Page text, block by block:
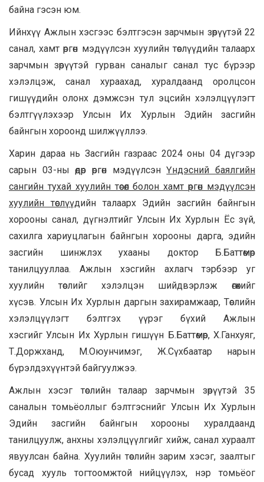
байна гэсэн юм.
Ийнхүү Ажлын хэсгээс бэлтгэсэн зарчмын зөрүүтэй 22
санал, хамт өргөн мэдүүлсэн хуулийн төслүүдийн талаарх
зарчмын зөрүүтэй гурван саналыг санал тус бүрээр
хэлэлцэж, санал хураахад, хуралдаанд оролцсон
гишүүдийн олонх дэмжсэн тул эцсийн хэлэлцүүлэгт
бэлтгүүлэхээр Улсын Их Хурлын Эдийн засгийн
байнгын хороонд шилжүүллээ.
Харин дараа нь Засгийн газраас 2024 оны 04 дүгээр
сарын 03-ны өдөр өргөн мэдүүлсэнҮндэсний баялгийн
сангийн тухай хуулийн төсөл болон хамт өргөн мэдүүлсэн
хуулийн төслүүдийн талаарх Эдийн засгийн байнгын
хорооны санал, дүгнэлтийг Улсын Их Хурлын Ёс зүй,
сахилга хариуцлагын байнгын хорооны дарга, эдийн
засгийн шинжлэх ухааны доктор Б.Баттөмөр
танилцууллаа. Ажлын хэсгийн ахлагч тэрбээр уг
хуулийн төслийг хэлэлцэн шийдвэрлэж өгөхийг
хүсэв. Улсын Их Хурлын даргын захирамжаар, Төслийн
хэлэлцүүлэгт бэлтгэх үүрэг бүхий Ажлын
хэсгийг Улсын Их Хурлын гишүүн Б.Баттөмөр, Х.Ганхуяг,
Т.Доржханд, М.Оюунчимэг, Ж.Сүхбаатар нарын
бүрэлдэхүүнтэй байгуулжээ.
Ажлын хэсэг төслийн талаар зарчмын зөрүүтэй 35
саналын томьёоллыг бэлтгэснийг Улсын Их Хурлын
Эдийн засгийн байнгын хорооны хуралдаанд
танилцуулж, анхны хэлэлцүүлгийг хийж, санал хураалт
явуулсан байна. Хуулийн төслийн зарим хэсэг, заалтыг
бусад хууль тогтоомжтой нийцүүлэх, нэр томьёог